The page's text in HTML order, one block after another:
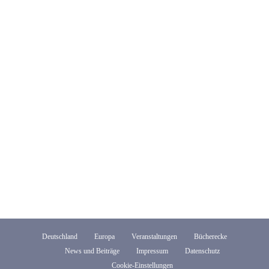
Deutschland Europa Veranstaltungen
Bücherecke
News und Beiträge
Impressum
Datenschutz
Cookie-Einstellungen